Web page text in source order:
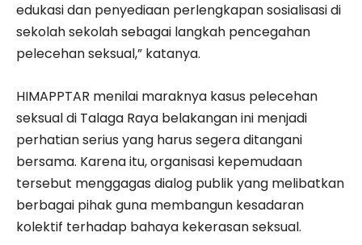
edukasi dan penyediaan perlengkapan sosialisasi di
sekolah sekolah sebagai langkah pencegahan
pelecehan seksual,” katanya.
HIMAPPTAR menilai maraknya kasus pelecehan
seksual di Talaga Raya belakangan ini menjadi
perhatian serius yang harus segera ditangani
bersama. Karena itu, organisasi kepemudaan
tersebut menggagas dialog publik yang melibatkan
berbagai pihak guna membangun kesadaran
kolektif terhadap bahaya kekerasan seksual.